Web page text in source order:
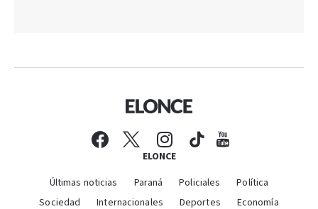
ELONCE
Últimas noticias Paraná Policiales
Política
Sociedad
Internacionales Deportes
Economía